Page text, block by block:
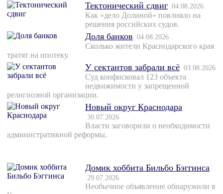
Тектонический сдвиг 04.08.2026
Как «дело Долиной» повлияло на
решения российских судов.
Доля банков 04.08.2026
Сколько жители Краснодарского края
тратят на ипотеку.
У сектантов забрали всё 03.08.2026
Суд конфисковал 123 объекта
недвижимости у запрещенной
религиозной организации.
Новый округ Краснодара
30.07.2026
Власти заговорили о необходимости
административной реформы.
Домик хоббита Бильбо Бэггинса
29.07.2026
Необычное объявление обнаружили в